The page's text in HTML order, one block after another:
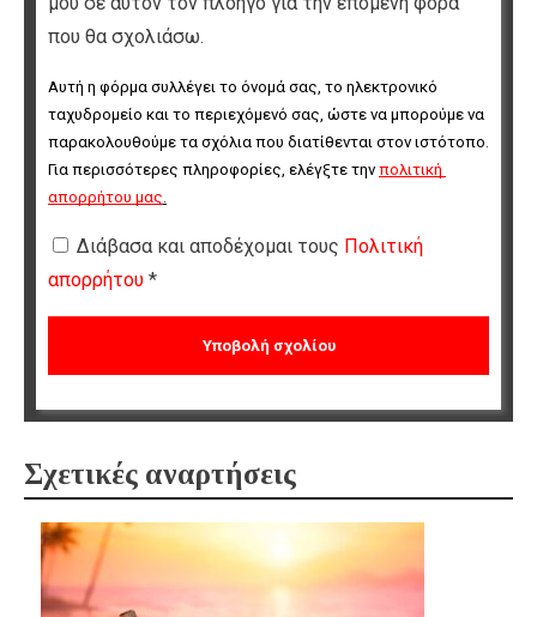
που θα σχολιάσω.
Αυτή η φόρμα συλλέγει το όνομά σας, το ηλεκτρονικό
ταχυδρομείο και το περιεχόμενό σας, ώστε να μπορούμε να
παρακολουθούμε τα σχόλια που διατίθενται στον ιστότοπο.
Για περισσότερες πληροφορίες, ελέγξτε την πολιτική
απορρήτου μας.
Διάβασα και αποδέχομαι τους Πολιτική
απορρήτου *
Σχετικές αναρτήσεις